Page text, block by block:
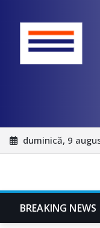
Skip
to
duminică, 9
BREAKING NEWS